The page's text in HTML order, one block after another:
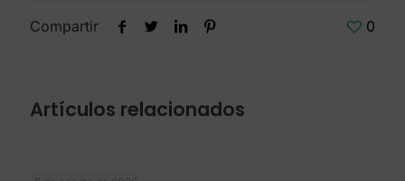
Compartir 0
Artículos relacionados